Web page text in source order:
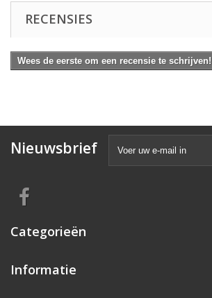
RECENSIES
Wees de eerste om een recensie te schrijven!
Nieuwsbrief
Categorieën
Informatie